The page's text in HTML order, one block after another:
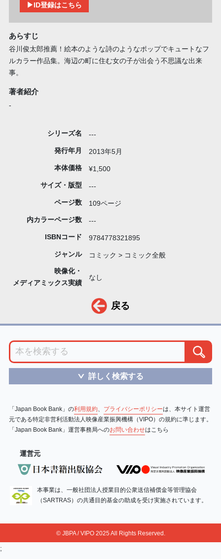
▶ID登録はこちら
あらすじ
谷川俊太郎推薦！絵本のような詩のようなポップでキュートなフ
ルカラー作品集。海辺の町に住む女の子が出会う不思議な出来
事。
著者紹介
-
シリーズ名 ---
発行年月 2013年5月
本体価格 ¥1,500
サイズ・版型 ---
ページ数 109ページ
内カラーページ数 ---
ISBNコード 9784778321895
ジャンル コミック > コミック全般
映像化・
メディアミックス実績
なし
戻る
＞ 詳しく検索する
「Japan Book Bank」の利用規約、 プライバシーポリシーは、本サイト運営
元である特定非営利活動法人映像産業振興機構（VIPO）の規約に準じます。
「Japan Book Bank」運営事務局へのお問い合わせはこちら
運営元
本事業は、一般社団法人授業目的公衆送信補償金等管理協会
（SARTRAS）の共通目的基金の助成を受け実施されています。
© JBPA / VIPO 2025 All Rights Reserved.
;